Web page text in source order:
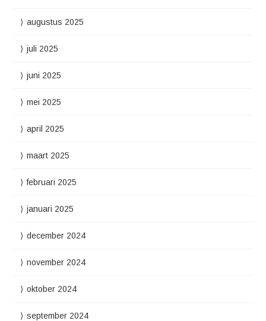
augustus 2025
juli 2025
juni 2025
mei 2025
april 2025
maart 2025
februari 2025
januari 2025
december 2024
november 2024
oktober 2024
september 2024